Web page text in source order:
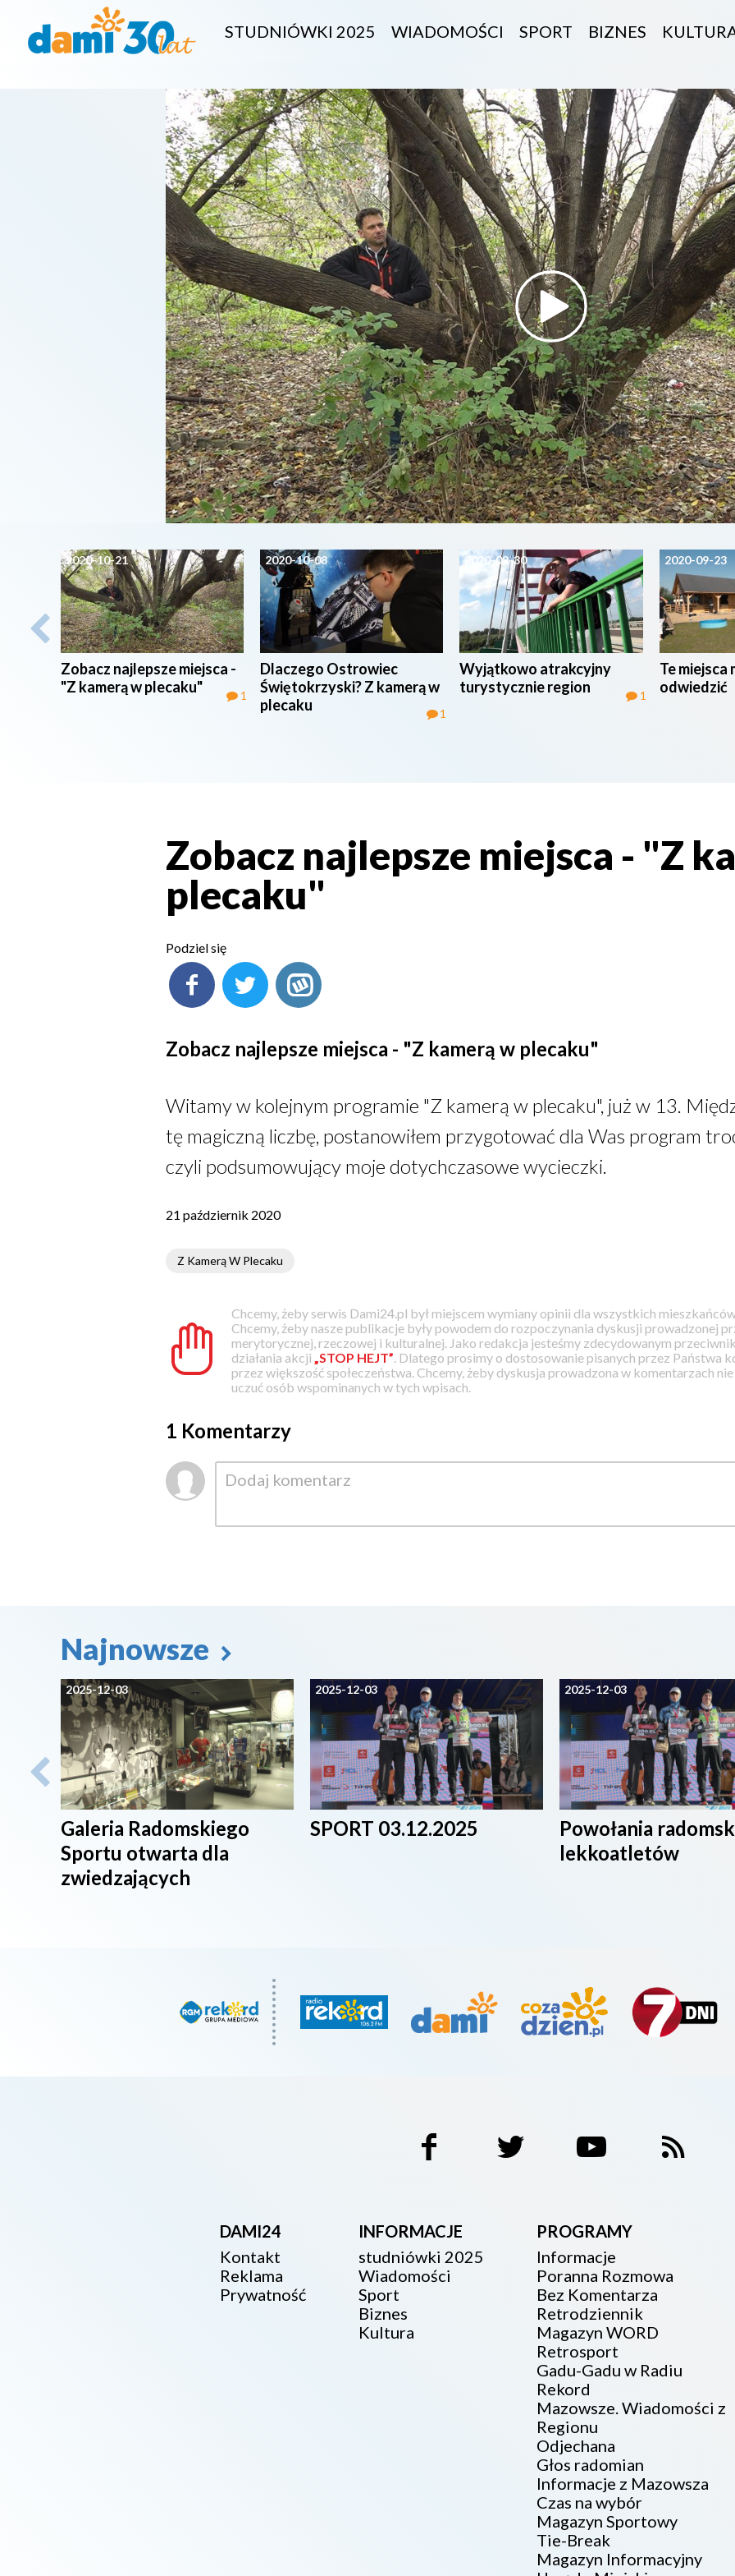
STUDNIÓWKI 2025 WIADOMOŚCI SPORT BIZNES
2020-10-21
Zobacz najlepsze miejsca -
"Z kamerą w plecaku"
1
2020-10-08
Dlaczego Ostrowiec
Świętokrzyski? Z kamerą w
plecaku
1
2020-09-30
Wyjątkowo atrakcyjny
turystycznie region
1
2020-09-23
Te miejsca
odwiedzić
Zobacz najlepsze miejsca - "Z
plecaku"
Podziel się
Zobacz najlepsze miejsca - "Z kamerą w plecaku"
Witamy w kolejnym programie "Z kamerą w plecaku", już w 13.
tę magiczną liczbę, postanowiłem przygotować dla Was program
czyli podsumowujący moje dotychczasowe wycieczki.
21 październik 2020
Z Kamerą W Plecaku
Chcemy, żeby serwis Dami24.pl był miejscem wymiany opinii dla wszystkich
Chcemy, żeby nasze publikacje były powodem do rozpoczynania dyskusji prowadzonej
merytorycznej, rzeczowej i kulturalnej. Jako redakcja jesteśmy zdecydowanym
działania akcji „STOP HEJT” . Dlatego prosimy o dostosowanie pisanych przez Państwa
przez większość społeczeństwa. Chcemy, żeby dyskusja prowadzona w komentarzach
uczuć osób wspominanych w tych wpisach.
1 Komentarzy
Najnowsze
2025-12-03
Galeria Radomskiego
Sportu otwarta dla
zwiedzających
2025-12-03
SPORT 03.12.2025
2025-12-03
Powołania
lekkoatletów
DAMI24
Kontakt
Reklama
Prywatność
INFORMACJE
studniówki 2025
Wiadomości
Sport
Biznes
Kultura
PROGRAMY
Informacje
Poranna Rozmowa
Bez Komentarza
Retrodziennik
Magazyn WORD
Retrosport
Gadu-Gadu w Radiu
Rekord
Mazowsze. Wiadomości z
Regionu
Odjechana
Głos radomian
Informacje z Mazowsza
Czas na wybór
Magazyn Sportowy
Tie-Break
Magazyn Informacyjny